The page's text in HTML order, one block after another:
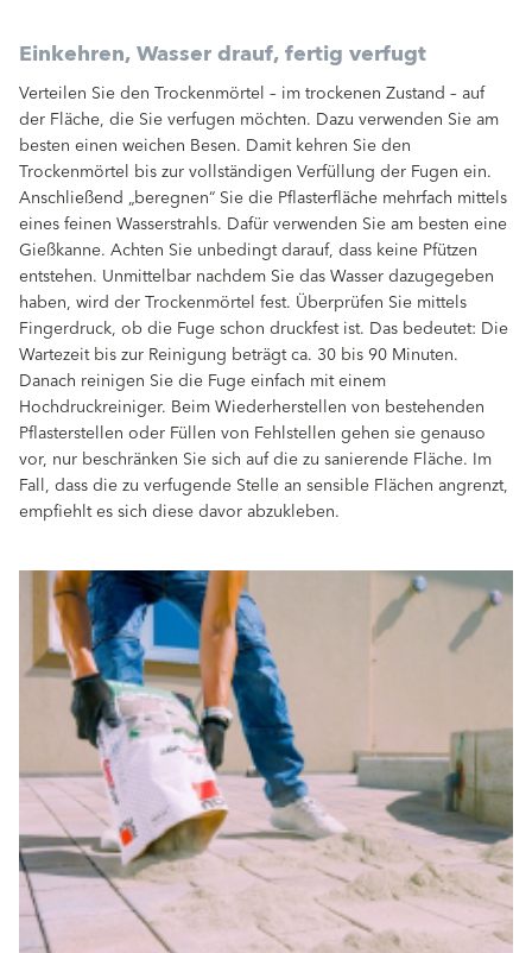
Einkehren, Wasser drauf, fertig verfugt
Verteilen Sie den Trockenmörtel – im trockenen Zustand – auf
der Fläche, die Sie verfugen möchten. Dazu verwenden Sie am
besten einen weichen Besen. Damit kehren Sie den
Trockenmörtel bis zur vollständigen Verfüllung der Fugen ein.
Anschließend „beregnen“ Sie die Pflasterfläche mehrfach mittels
eines feinen Wasserstrahls. Dafür verwenden Sie am besten eine
Gießkanne. Achten Sie unbedingt darauf, dass keine Pfützen
entstehen. Unmittelbar nachdem Sie das Wasser dazugegeben
haben, wird der Trockenmörtel fest. Überprüfen Sie mittels
Fingerdruck, ob die Fuge schon druckfest ist. Das bedeutet: Die
Wartezeit bis zur Reinigung beträgt ca. 30 bis 90 Minuten.
Danach reinigen Sie die Fuge einfach mit einem
Hochdruckreiniger. Beim Wiederherstellen von bestehenden
Pflasterstellen oder Füllen von Fehlstellen gehen sie genauso
vor, nur beschränken Sie sich auf die zu sanierende Fläche. Im
Fall, dass die zu verfugende Stelle an sensible Flächen angrenzt,
empfiehlt es sich diese davor abzukleben.